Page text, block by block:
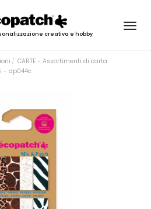
creativa e hobby
CARTE - Assortimenti di carta
- dp044c